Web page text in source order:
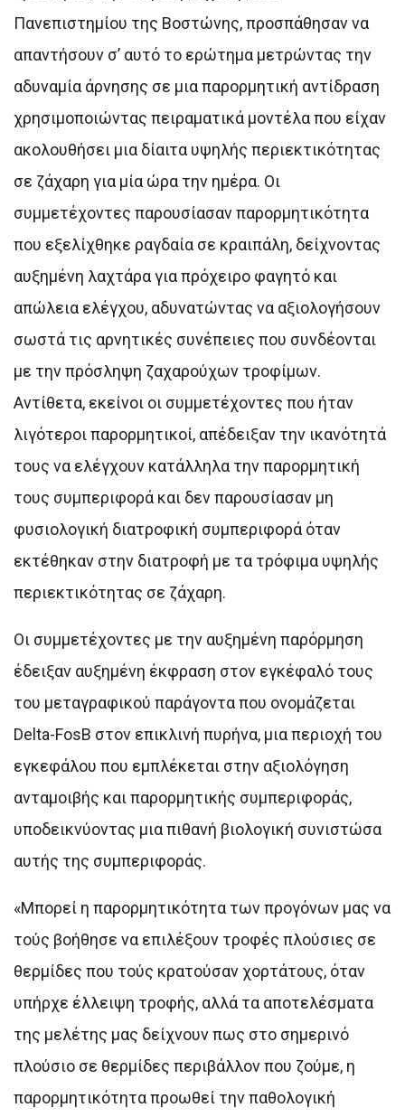
Πανεπιστημίου της Βοστώνης, προσπάθησαν να
απαντήσουν σ’ αυτό το ερώτημα μετρώντας την
αδυναμία άρνησης σε μια παρορμητική αντίδραση
χρησιμοποιώντας πειραματικά μοντέλα που είχαν
ακολουθήσει μια δίαιτα υψηλής περιεκτικότητας
σε ζάχαρη για μία ώρα την ημέρα. Οι
συμμετέχοντες παρουσίασαν παρορμητικότητα
που εξελίχθηκε ραγδαία σε κραιπάλη, δείχνοντας
αυξημένη λαχτάρα για πρόχειρο φαγητό και
απώλεια ελέγχου, αδυνατώντας να αξιολογήσουν
σωστά τις αρνητικές συνέπειες που συνδέονται
με την πρόσληψη ζαχαρούχων τροφίμων.
Αντίθετα, εκείνοι οι συμμετέχοντες που ήταν
λιγότεροι παρορμητικοί, απέδειξαν την ικανότητά
τους να ελέγχουν κατάλληλα την παρορμητική
τους συμπεριφορά και δεν παρουσίασαν μη
φυσιολογική διατροφική συμπεριφορά όταν
εκτέθηκαν στην διατροφή με τα τρόφιμα υψηλής
περιεκτικότητας σε ζάχαρη.
Οι συμμετέχοντες με την αυξημένη παρόρμηση
έδειξαν αυξημένη έκφραση στον εγκέφαλό τους
του μεταγραφικού παράγοντα που ονομάζεται
Delta-FosB στον επικλινή πυρήνα, μια περιοχή του
εγκεφάλου που εμπλέκεται στην αξιολόγηση
ανταμοιβής και παρορμητικής συμπεριφοράς,
υποδεικνύοντας μια πιθανή βιολογική συνιστώσα
αυτής της συμπεριφοράς.
«Μπορεί η παρορμητικότητα των προγόνων μας να
τούς βοήθησε να επιλέξουν τροφές πλούσιες σε
θερμίδες που τούς κρατούσαν χορτάτους, όταν
υπήρχε έλλειψη τροφής, αλλά τα αποτελέσματα
της μελέτης μας δείχνουν πως στο σημερινό
πλούσιο σε θερμίδες περιβάλλον που ζούμε, η
παρορμητικότητα προωθεί την παθολογική